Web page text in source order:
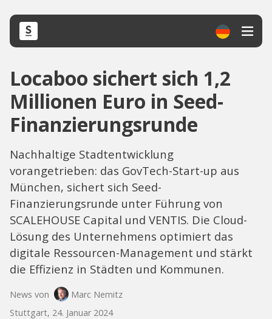
Locaboo sichert sich 1,2
Millionen Euro in Seed-
Finanzierungsrunde
Nachhaltige Stadtentwicklung
vorangetrieben: das GovTech-Start-up aus
München, sichert sich Seed-
Finanzierungsrunde unter Führung von
SCALEHOUSE Capital und VENTIS. Die Cloud-
Lösung des Unternehmens optimiert das
digitale Ressourcen-Management und stärkt
die Effizienz in Städten und Kommunen.
News von
Marc Nemitz
Stuttgart, 24. Januar 2024